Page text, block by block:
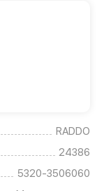
RADDO
24386
5320-3506060